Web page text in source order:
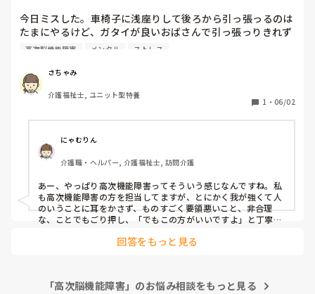
今日ミスした。車椅子に浅座りして後ろから引っ張っるのは
たまにやるけど、ガタイが良いおばさんで引っ張っりきれず
床に座らせた。今までもミスはあったけど、ここまで落ち込
その人認知も無く、でも高次脳機能障害で我が強くて扱いに
くく、ギャーギャー騒いで泣いたからこっちもパニックにな
って、震えが止まらなくて怖くなった。怪我もないけどメン
高次脳機能障害 メンタル ストレス
さちゃみ
介護福祉士, ユニット型特養
1 ・ 06/02
にゃむりん
介護職・ヘルパー, 介護福祉士, 訪問介護
あー、やっぱり高次機能障害ってそういう感じなんですね。私
も高次機能障害の方を担当してますが、とにかく我が強くて人
のいうことに耳をかさず、ものすごく要領悪いこと、非合理
な、ことでもごり押し、「でもこの方がいいですよ」と丁寧に
気がすまないので、もうご本人がそれで損しようが言う通りに
朝から気が重いです・・
回答をもっと見る
「高次脳機能障害」のお悩み相談をもっと見る